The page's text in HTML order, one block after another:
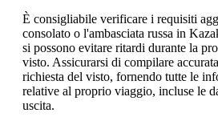
È consigliabile verificare i requisiti
consolato o l'ambasciata russa in
si possono evitare ritardi durante la
visto. Assicurarsi di compilare
richiesta del visto, fornendo tutte le
relative al proprio viaggio, incluse le
uscita.